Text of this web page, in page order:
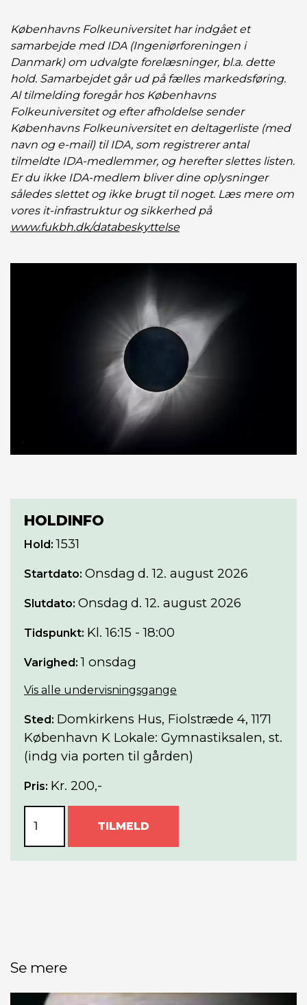
Københavns Folkeuniversitet har indgået et
samarbejde med IDA (Ingeniørforeningen i
Danmark) om udvalgte forelæsninger, bl.a. dette
hold. Samarbejdet går ud på fælles markedsføring.
Al tilmelding foregår hos Københavns
Folkeuniversitet og efter afholdelse sender
Københavns Folkeuniversitet en deltagerliste (med
navn og e-mail) til IDA, som registrerer antal
tilmeldte IDA-medlemmer, og herefter slettes listen.
Er du ikke IDA-medlem bliver dine oplysninger
således slettet og ikke brugt til noget. Læs mere om
vores it-infrastruktur og sikkerhed på
www.fukbh.dk/databeskyttelse
HOLDINFO
Hold: 1531
Startdato: Onsdag d. 12. august 2026
Slutdato: Onsdag d. 12. august 2026
Tidspunkt: Kl. 16:15 - 18:00
Varighed: 1 onsdag
Vis alle undervisningsgange
Sted: Domkirkens Hus, Fiolstræde 4, 1171
København K Lokale: Gymnastiksalen, st.
(indg via porten til gården)
Pris: Kr. 200,-
TILMELD
Se mere